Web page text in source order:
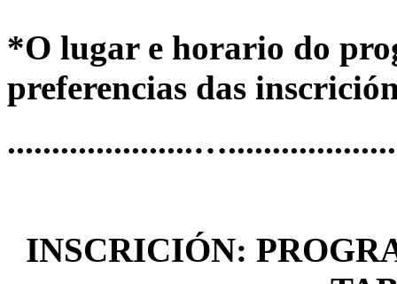
*O lugar e horario do
preferencias das
INSCRICIÓN: